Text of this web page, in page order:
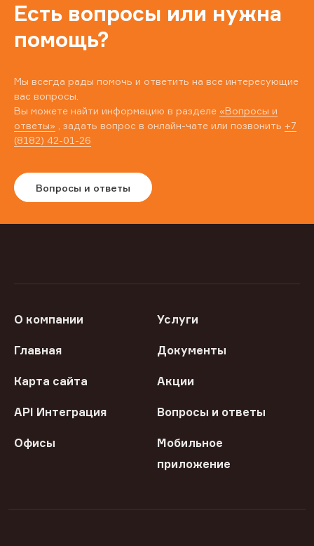
Есть вопросы или нужна
помощь?
Мы всегда рады помочь и ответить на все интересующие
вас вопросы.
Вы можете найти информацию в разделе «Вопросы и
ответы» , задать вопрос в онлайн-чате или позвонить +7
(8182) 42-01-26
Вопросы и ответы
О компании Услуги
Главная Документы
Карта сайта Акции
API Интеграция Вопросы и ответы
Офисы
Мобильное
приложение